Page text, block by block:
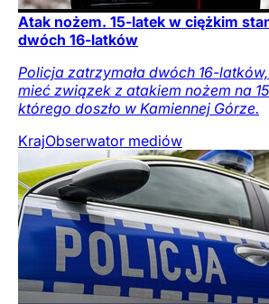
Atak nożem. 15-latek w ciężkim
dwóch 16-latków
Policja zatrzymała dwóch 16-
mieć związek z atakiem nożem na
którego doszło w Kamiennej Górze.
KrajObserwator mediów